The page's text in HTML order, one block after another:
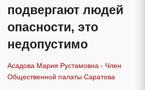
подвергают людей
опасности, это
недопустимо
Асадова Мария Рустамовна - Член
Общественной палаты Саратова